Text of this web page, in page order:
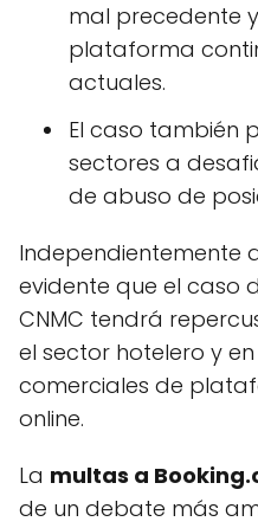
mal precedente
plataforma
actuales.
El caso también
sectores a
de abuso de
Independientemente
evidente que el caso
CNMC tendrá
el sector hotelero y
comerciales de
online.
La multas a
de un debate más